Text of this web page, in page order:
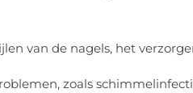
van de nagels, het
zoals